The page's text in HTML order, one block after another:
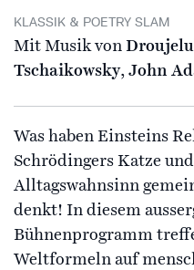
KLASSIK & POETRY SLAM
Mit Musik von
Tschaikowsky, John
Was haben Einsteins
Schrödingers Katze
Alltagswahnsinn
denkt! In diesem
Bühnenprogramm
Weltformeln auf